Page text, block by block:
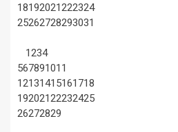
18192021222324
25262728293031
1234
567891011
12131415161718
19202122232425
26272829